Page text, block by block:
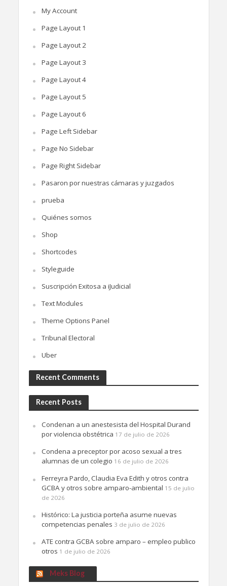
My Account
Page Layout 1
Page Layout 2
Page Layout 3
Page Layout 4
Page Layout 5
Page Layout 6
Page Left Sidebar
Page No Sidebar
Page Right Sidebar
Pasaron por nuestras cámaras y juzgados
prueba
Quiénes somos
Shop
Shortcodes
Styleguide
Suscripción Exitosa a iJudicial
Text Modules
Theme Options Panel
Tribunal Electoral
Uber
Recent Comments
Recent Posts
Condenan a un anestesista del Hospital Durand
por violencia obstétrica 17 de julio de 2026
Condena a preceptor por acoso sexual a tres
alumnas de un colegio 16 de julio de 2026
Ferreyra Pardo, Claudia Eva Edith y otros contra
GCBA y otros sobre amparo-ambiental 15 de julio
de 2026
Histórico: La justicia porteña asume nuevas
competencias penales 3 de julio de 2026
ATE contra GCBA sobre amparo – empleo publico
otros 1 de julio de 2026
Meks Blog